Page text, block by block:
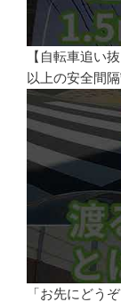
【自転車追い
以上の安全間
「お先にどう